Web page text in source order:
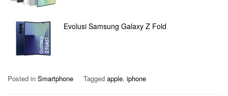
Evolusi Samsung Galaxy Z Fold
Posted in Smartphone Tagged apple, iphone